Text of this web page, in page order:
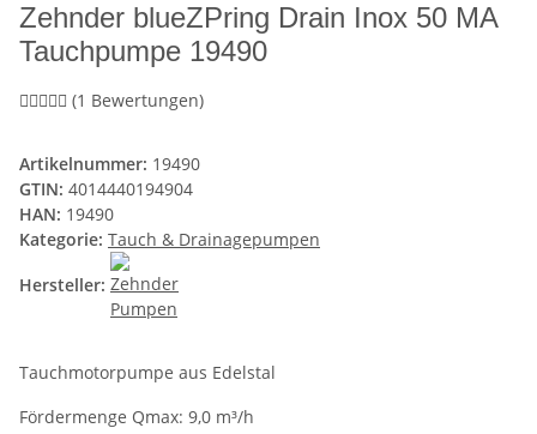
Zehnder blueZPring Drain Inox 50 MA
Tauchpumpe 19490
(1 Bewertungen)
Artikelnummer: 19490
GTIN: 4014440194904
HAN: 19490
Kategorie: Tauch & Drainagepumpen
Hersteller:
Tauchmotorpumpe aus Edelstal
Fördermenge Qmax: 9,0 m³/h